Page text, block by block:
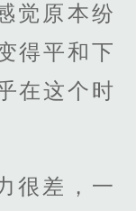
觉原本纷
得平和下
在这个时
很差，一